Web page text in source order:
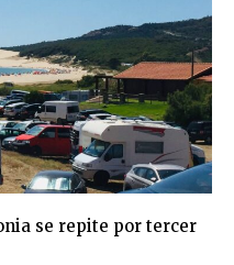
se repite por tercer